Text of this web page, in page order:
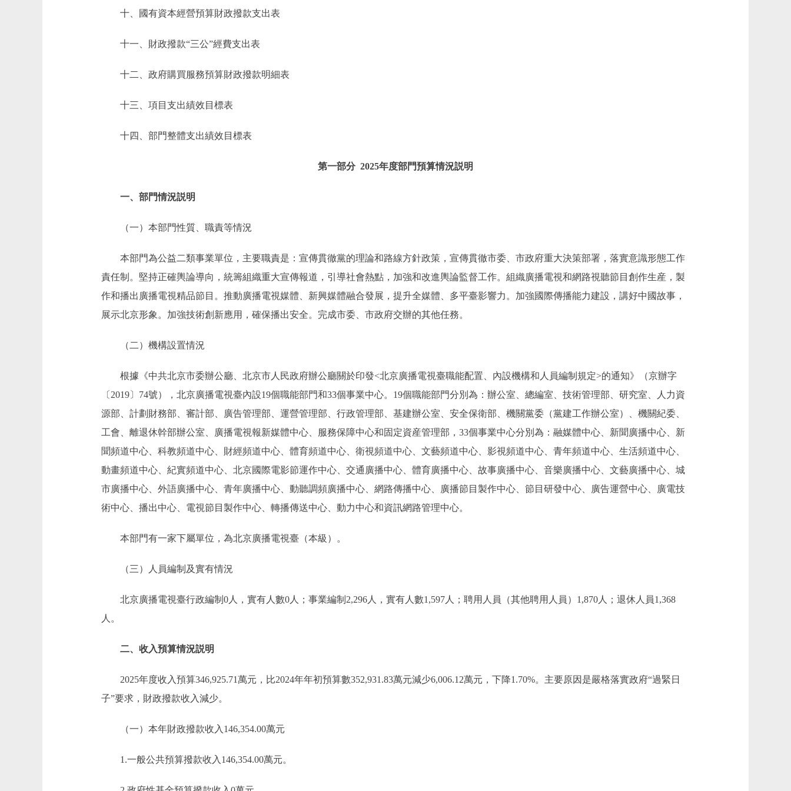
十、國有資本經營預算財政撥款支出表
十一、財政撥款“三公”經費支出表
十二、政府購買服務預算財政撥款明細表
十三、項目支出績效目標表
十四、部門整體支出績效目標表
第一部分 2025年度部門預算情況説明
一、部門情況説明
（一）本部門性質、職責等情況
本部門為公益二類事業單位，主要職責是：宣傳貫徹黨的理論和路線方針政策，宣傳貫徹市委、市政府重大決策部署，落實意識形態工作
責任制。堅持正確輿論導向，統籌組織重大宣傳報道，引導社會熱點，加強和改進輿論監督工作。組織廣播電視和網路視聽節目創作生産，製
作和播出廣播電視精品節目。推動廣播電視媒體、新興媒體融合發展，提升全媒體、多平臺影響力。加強國際傳播能力建設，講好中國故事，
展示北京形象。加強技術創新應用，確保播出安全。完成市委、市政府交辦的其他任務。
（二）機構設置情況
根據《中共北京市委辦公廳、北京市人民政府辦公廳關於印發<北京廣播電視臺職能配置、內設機構和人員編制規定>的通知》（京辦字
〔2019〕74號），北京廣播電視臺內設19個職能部門和33個事業中心。19個職能部門分別為：辦公室、總編室、技術管理部、研究室、人力資
源部、計劃財務部、審計部、廣告管理部、運營管理部、行政管理部、基建辦公室、安全保衛部、機關黨委（黨建工作辦公室）、機關紀委、
工會、離退休幹部辦公室、廣播電視報新媒體中心、服務保障中心和固定資産管理部，33個事業中心分別為：融媒體中心、新聞廣播中心、新
聞頻道中心、科教頻道中心、財經頻道中心、體育頻道中心、衛視頻道中心、文藝頻道中心、影視頻道中心、青年頻道中心、生活頻道中心、
動畫頻道中心、紀實頻道中心、北京國際電影節運作中心、交通廣播中心、體育廣播中心、故事廣播中心、音樂廣播中心、文藝廣播中心、城
市廣播中心、外語廣播中心、青年廣播中心、動聽調頻廣播中心、網路傳播中心、廣播節目製作中心、節目研發中心、廣告運營中心、廣電技
術中心、播出中心、電視節目製作中心、轉播傳送中心、動力中心和資訊網路管理中心。
本部門有一家下屬單位，為北京廣播電視臺（本級）。
（三）人員編制及實有情況
北京廣播電視臺行政編制0人，實有人數0人；事業編制2,296人，實有人數1,597人；聘用人員（其他聘用人員）1,870人；退休人員1,368
人。
二、收入預算情況説明
2025年度收入預算346,925.71萬元，比2024年年初預算數352,931.83萬元減少6,006.12萬元，下降1.70%。主要原因是嚴格落實政府“過緊日
子”要求，財政撥款收入減少。
（一）本年財政撥款收入146,354.00萬元
1.一般公共預算撥款收入146,354.00萬元。